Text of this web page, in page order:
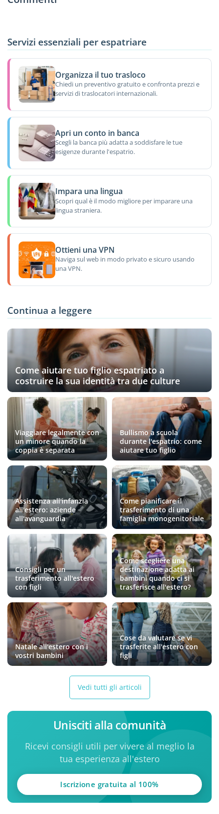
Servizi essenziali per espatriare
Organizza il tuo trasloco
Chiedi un preventivo gratuito e confronta prezzi e
servizi di traslocatori internazionali.
Apri un conto in banca
Scegli la banca più adatta a soddisfare le tue
esigenze durante l'espatrio.
Impara una lingua
Scopri qual è il modo migliore per imparare una
lingua straniera.
Ottieni una VPN
Naviga sul web in modo privato e sicuro usando
una VPN.
Continua a leggere
Come aiutare tuo figlio espatriato a
costruire la sua identità tra due culture
Viaggiare legalmente con
un minore quando la
coppia è separata
Bullismo a scuola
durante l'espatrio: come
aiutare tuo figlio
Assistenza all'infanzia
all'estero: aziende
all'avanguardia
Come pianificare il
trasferimento di una
famiglia monogenitoriale
Consigli per un
trasferimento all'estero
con figli
Come scegliere una
destinazione adatta ai
bambini quando ci si
trasferisce all'estero?
Natale all'estero con i
vostri bambini
Cose da valutare se vi
trasferite all'estero con
figli
Vedi tutti gli articoli
Unisciti alla comunità
Ricevi consigli utili per vivere al meglio la
tua esperienza all'estero
Iscrizione gratuita al 100%